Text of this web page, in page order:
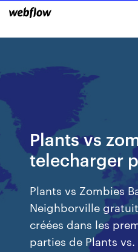
Plants vs
telecharger
Plants vs Zombies
Neighborville
créées dans les
parties de Plants